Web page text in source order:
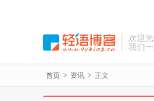
欢迎
我们
首页 > 资讯 > 正文